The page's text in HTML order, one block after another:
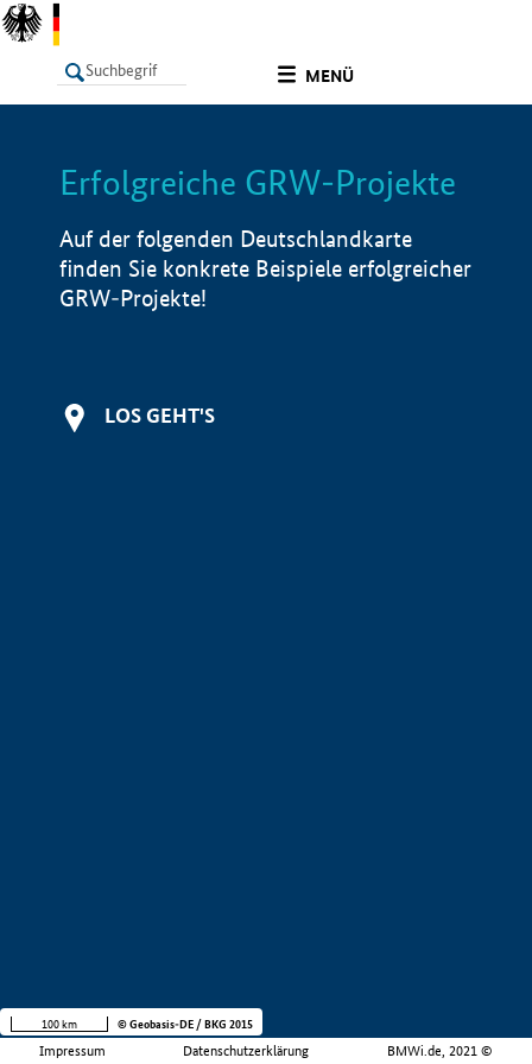
MENÜ
LISTE Info
Erfolgreiche GRW-Projekte
Auf der folgenden Deutschlandkarte
finden Sie konkrete Beispiele erfolgreicher
GRW-Projekte!
LOS GEHT'S
Impressum Datenschutzerklärung BMWi.de, 2021 ©
100 km © Geobasis-DE / BKG 2015